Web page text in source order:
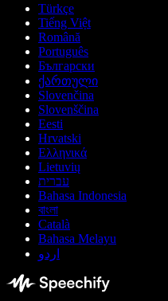
Türkçe
Tiếng Việt
Română
Português
Български
ქართული
Slovenčina
Slovenščina
Eesti
Hrvatski
Ελληνικά
Lietuvių
עברית
Bahasa Indonesia
বাংলা
Català
Bahasa Melayu
اردو